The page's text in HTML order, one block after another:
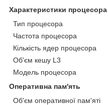
Характеристики процесора
Тип процесора
Частота процесора
Кількість ядер процесора
Об'єм кешу L3
Модель процесора
Оперативна пам'ять
Об'єм оперативної пам'яті